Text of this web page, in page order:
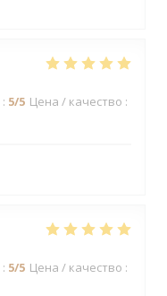
: 5/5 Цена / качество :
: 5/5 Цена / качество :